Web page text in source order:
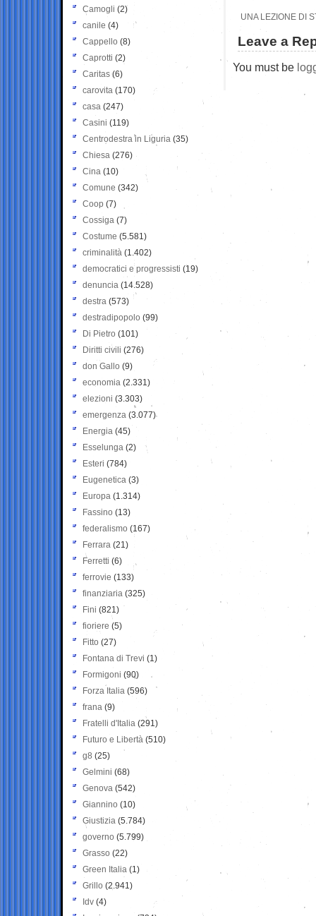
UNA LEZIONE DI
Leave a
You must be
Camogli (2)
canile (4)
Cappello (8)
Caprotti (2)
Caritas (6)
carovita (170)
casa (247)
Casini (119)
Centrodestra in Liguria (35)
Chiesa (276)
Cina (10)
Comune (342)
Coop (7)
Cossiga (7)
Costume (5.581)
criminalità (1.402)
democratici e progressisti (19)
denuncia (14.528)
destra (573)
destradipopolo (99)
Di Pietro (101)
Diritti civili (276)
don Gallo (9)
economia (2.331)
elezioni (3.303)
emergenza (3.077)
Energia (45)
Esselunga (2)
Esteri (784)
Eugenetica (3)
Europa (1.314)
Fassino (13)
federalismo (167)
Ferrara (21)
Ferretti (6)
ferrovie (133)
finanziaria (325)
Fini (821)
fioriere (5)
Fitto (27)
Fontana di Trevi (1)
Formigoni (90)
Forza Italia (596)
frana (9)
Fratelli d'Italia (291)
Futuro e Libertà (510)
g8 (25)
Gelmini (68)
Genova (542)
Giannino (10)
Giustizia (5.784)
governo (5.799)
Grasso (22)
Green Italia (1)
Grillo (2.941)
Idv (4)